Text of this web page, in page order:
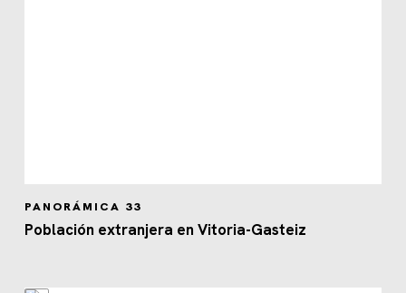
PANORÁMICA 33
Población extranjera en Vitoria-Gasteiz